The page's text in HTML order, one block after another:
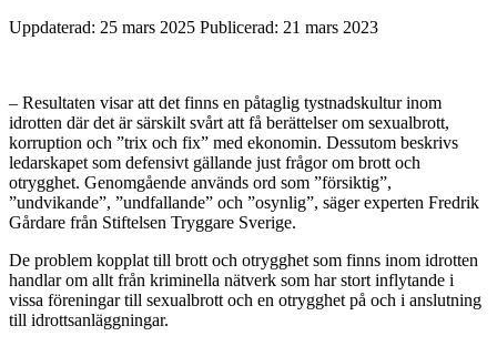
Uppdaterad: 25 mars 2025 Publicerad: 21 mars 2023
– Resultaten visar att det finns en påtaglig tystnadskultur inom
idrotten där det är särskilt svårt att få berättelser om sexualbrott,
korruption och ”trix och fix” med ekonomin. Dessutom beskrivs
ledarskapet som defensivt gällande just frågor om brott och
otrygghet. Genomgående används ord som ”försiktig”,
”undvikande”, ”undfall­ande” och ”osyn­lig”, säger experten Fredrik
Gårdare från Stiftelsen Tryggare Sverige.
De problem kopplat till brott och otrygghet som finns inom idrotten
handlar om allt från kriminella nätverk som har stort inflytande i
vissa föreningar till sexualbrott och en otrygghet på och i anslutning
till idrottsanläggningar.